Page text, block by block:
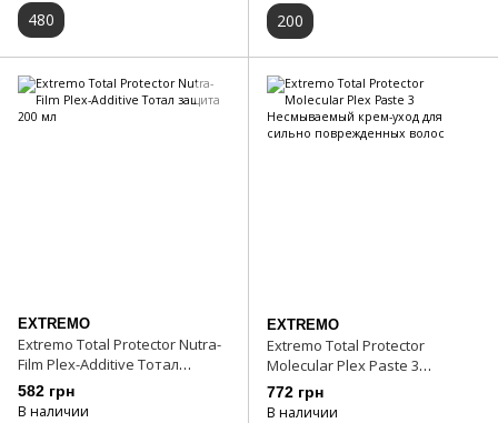
480 200
EXTREMO
Extremo Total Protector Nutra-
Film Plex-Additive Тотал
защита 200 мл
582 грн
В наличии
EXTREMO
Extremo Total Protector
Molecular Plex Paste 3
Несмываемый крем-уход для
сильно поврежденных волос
772 грн
В наличии